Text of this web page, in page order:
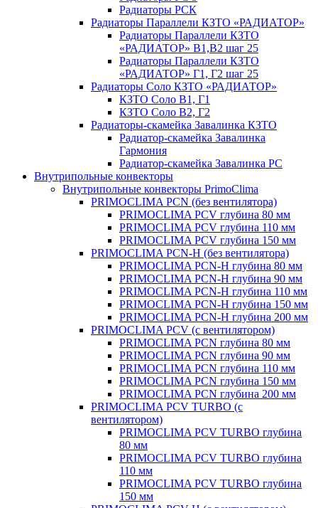
Радиаторы РСК
Радиаторы Параллели КЗТО «РАДИАТОР»
Радиаторы Параллели КЗТО
«РАДИАТОР» В1,В2 шаг 25
Радиаторы Параллели КЗТО
«РАДИАТОР» Г1, Г2 шаг 25
Радиаторы Соло КЗТО «РАДИАТОР»
КЗТО Соло В1, Г1
КЗТО Соло В2, Г2
Радиаторы-скамейка Завалинка КЗТО
Радиатор-скамейка Завалинка
Гармония
Радиатор-скамейка Завалинка РС
Внутрипольные конвекторы
Внутрипольные конвекторы PrimoClima
PRIMOCLIMA PCN (без вентилятора)
PRIMOCLIMA PCV глубина 80 мм
PRIMOCLIMA PCV глубина 110 мм
PRIMOCLIMA PCV глубина 150 мм
PRIMOCLIMA PCN-H (без вентилятора)
PRIMOCLIMA PCN-H глубина 80 мм
PRIMOCLIMA PCN-H глубина 90 мм
PRIMOCLIMA PCN-H глубина 110 мм
PRIMOCLIMA PCN-H глубина 150 мм
PRIMOCLIMA PCN-H глубина 200 мм
PRIMOCLIMA PCV (c вентилятором)
PRIMOCLIMA PCN глубина 80 мм
PRIMOCLIMA PCN глубина 90 мм
PRIMOCLIMA PCN глубина 110 мм
PRIMOCLIMA PCN глубина 150 мм
PRIMOCLIMA PCN глубина 200 мм
PRIMOCLIMA PCV TURBO (c
вентилятором)
PRIMOCLIMA PCV TURBO глубина
80 мм
PRIMOCLIMA PCV TURBO глубина
110 мм
PRIMOCLIMA PCV TURBO глубина
150 мм